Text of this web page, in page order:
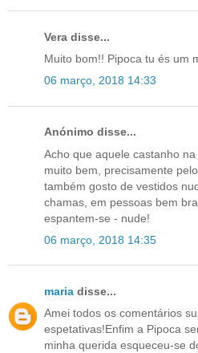
Vera disse...
Muito bom!! Pipoca tu és um
06 março, 2018 14:33
Anónimo disse...
Acho que aquele castanho
muito bem, precisamente
também gosto de vestidos
chamas, em pessoas bem
espantem-se - nude!
06 março, 2018 14:35
maria disse...
Amei todos os comentários
espetativas!Enfim a Pipoca
minha querida esqueceu-se